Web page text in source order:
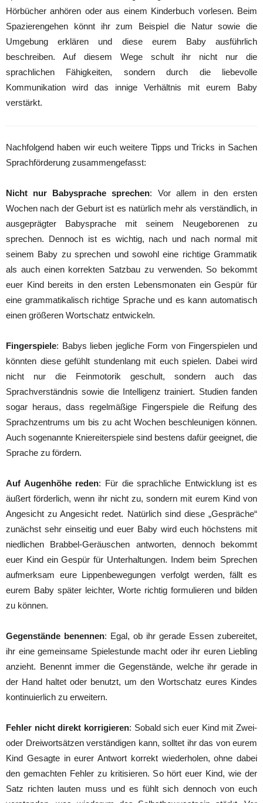
Hörbücher anhören oder aus einem Kinderbuch vorlesen. Beim
Spazierengehen könnt ihr zum Beispiel die Natur sowie die
Umgebung erklären und diese eurem Baby ausführlich
beschreiben. Auf diesem Wege schult ihr nicht nur die
sprachlichen Fähigkeiten, sondern durch die liebevolle
Kommunikation wird das innige Verhältnis mit eurem Baby
verstärkt.
Nachfolgend haben wir euch weitere Tipps und Tricks in Sachen
Sprachförderung zusammengefasst:
Nicht nur Babysprache sprechen: Vor allem in den ersten
Wochen nach der Geburt ist es natürlich mehr als verständlich, in
ausgeprägter Babysprache mit seinem Neugeborenen zu
sprechen. Dennoch ist es wichtig, nach und nach normal mit
seinem Baby zu sprechen und sowohl eine richtige Grammatik
als auch einen korrekten Satzbau zu verwenden. So bekommt
euer Kind bereits in den ersten Lebensmonaten ein Gespür für
eine grammatikalisch richtige Sprache und es kann automatisch
einen größeren Wortschatz entwickeln.
Fingerspiele: Babys lieben jegliche Form von Fingerspielen und
könnten diese gefühlt stundenlang mit euch spielen. Dabei wird
nicht nur die Feinmotorik geschult, sondern auch das
Sprachverständnis sowie die Intelligenz trainiert. Studien fanden
sogar heraus, dass regelmäßige Fingerspiele die Reifung des
Sprachzentrums um bis zu acht Wochen beschleunigen können.
Auch sogenannte Kniereiterspiele sind bestens dafür geeignet, die
Sprache zu fördern.
Auf Augenhöhe reden: Für die sprachliche Entwicklung ist es
äußert förderlich, wenn ihr nicht zu, sondern mit eurem Kind von
Angesicht zu Angesicht redet. Natürlich sind diese „Gespräche“
zunächst sehr einseitig und euer Baby wird euch höchstens mit
niedlichen Brabbel-Geräuschen antworten, dennoch bekommt
euer Kind ein Gespür für Unterhaltungen. Indem beim Sprechen
aufmerksam eure Lippenbewegungen verfolgt werden, fällt es
eurem Baby später leichter, Worte richtig formulieren und bilden
zu können.
Gegenstände benennen: Egal, ob ihr gerade Essen zubereitet,
ihr eine gemeinsame Spielestunde macht oder ihr euren Liebling
anzieht. Benennt immer die Gegenstände, welche ihr gerade in
der Hand haltet oder benutzt, um den Wortschatz eures Kindes
kontinuierlich zu erweitern.
Fehler nicht direkt korrigieren: Sobald sich euer Kind mit Zwei-
oder Dreiwortsätzen verständigen kann, solltet ihr das von eurem
Kind Gesagte in eurer Antwort korrekt wiederholen, ohne dabei
den gemachten Fehler zu kritisieren. So hört euer Kind, wie der
Satz richten lauten muss und es fühlt sich dennoch von euch